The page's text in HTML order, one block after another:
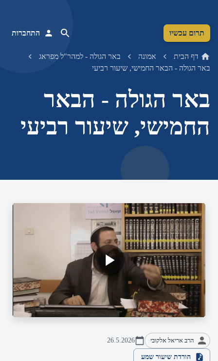
תרום עכשיו התחברות
דף הבית אמונה
באר הגולה - למהר"ל מפראג
באר הגולה - הבאר החמישי, שיעור רביעי
באר הגולה - הבאר
החמישי, שיעור רביעי
הרב אריאל אלקובי 26.5.2026
הורדת שיעור שמע